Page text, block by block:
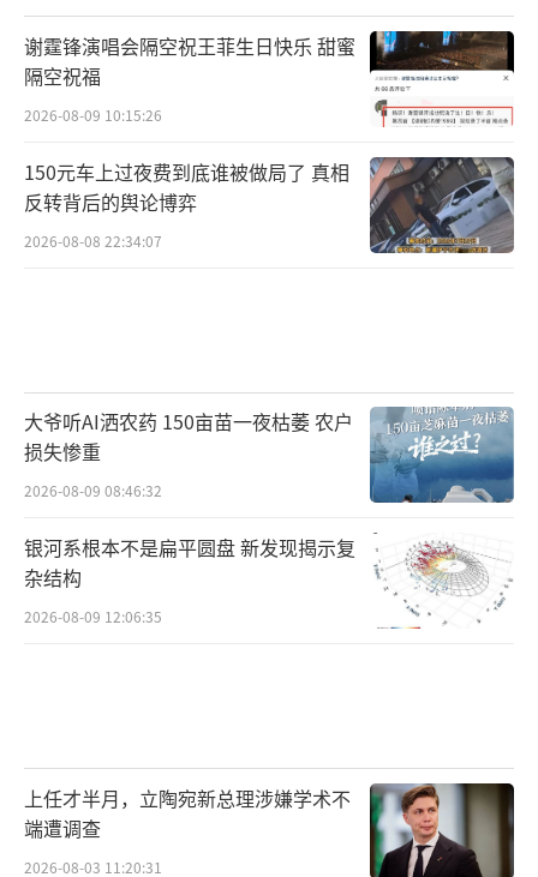
谢霆锋演唱会隔空祝王菲生日快乐 甜蜜
隔空祝福
2026-08-09 10:15:26
150元车上过夜费到底谁被做局了 真相
反转背后的舆论博弈
2026-08-08 22:34:07
大爷听AI洒农药 150亩苗一夜枯萎 农户
损失惨重
2026-08-09 08:46:32
银河系根本不是扁平圆盘 新发现揭示复
杂结构
2026-08-09 12:06:35
上任才半月，立陶宛新总理涉嫌学术不
端遭调查
2026-08-03 11:20:31